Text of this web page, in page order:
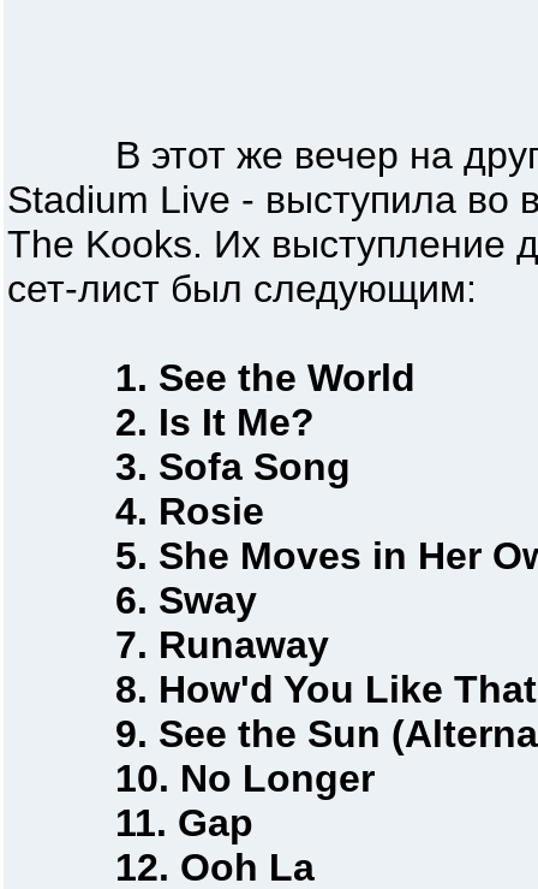
В этот же вечер на
Stadium Live - выступила во
The Kooks. Их выступление
сет-лист был следующим:
1. See the World
2. Is It Me?
3. Sofa Song
4. Rosie
5. She Moves in Her
6. Sway
7. Runaway
8. How'd You Like That
9. See the Sun
10. No Longer
11. Gap
12. Ooh La